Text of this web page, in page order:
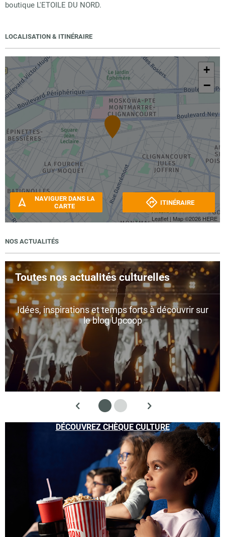
boutique L'ETOILE DU NORD.
LOCALISATION & ITINÉRAIRE
+
−
Leaflet | Map ©2026 HERE
NAVIGUER DANS LA
CARTE
ITINÉRAIRE
NOS ACTUALITÉS
Toutes nos actualités culturelles
Idées, inspirations et temps forts à découvrir sur
le blog Upcoop
DÉCOUVREZ CHÈQUE CULTURE